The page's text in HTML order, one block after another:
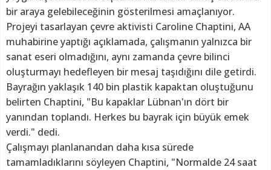
bir araya gelebileceğinin gösterilmesi amaçlanıyor.
Projeyi tasarlayan çevre aktivisti Caroline Chaptini, AA
muhabirine yaptığı açıklamada, çalışmanın yalnızca bir
sanat eseri olmadığını, aynı zamanda çevre bilinci
oluşturmayı hedefleyen bir mesaj taşıdığını dile getirdi.
Bayrağın yaklaşık 140 bin plastik kapaktan oluştuğunu
belirten Chaptini, "Bu kapaklar Lübnan'ın dört bir
yanından toplandı. Herkes bu bayrak için büyük emek
verdi." dedi.
Çalışmayı planlanandan daha kısa sürede
tamamladıklarını söyleyen Chaptini, "Normalde 24 saat